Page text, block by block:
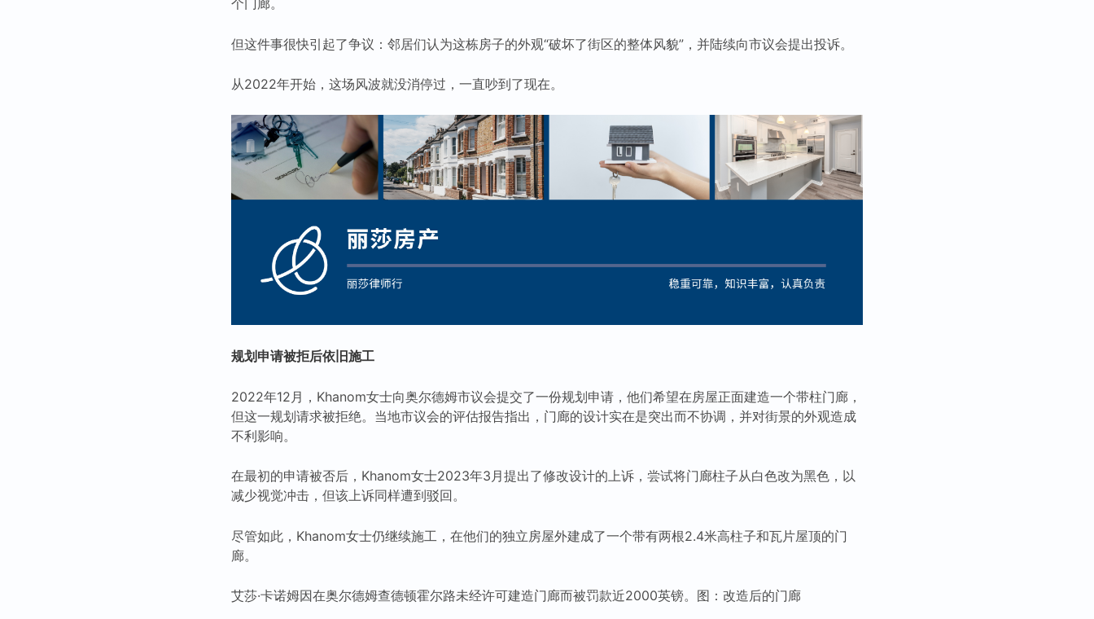
个门廊。
但这件事很快引起了争议：邻居们认为这栋房子的外观“破坏了街区的整体风貌”，并陆续向市议会提出投诉。
从2022年开始，这场风波就没消停过，一直吵到了现在。
规划申请被拒后依旧施工
2022年12月，Khanom女士向奥尔德姆市议会提交了一份规划申请，他们希望在房屋正面建造一个带柱门廊，
但这一规划请求被拒绝。当地市议会的评估报告指出，门廊的设计实在是突出而不协调，并对街景的外观造成
不利影响。
在最初的申请被否后，Khanom女士2023年3月提出了修改设计的上诉，尝试将门廊柱子从白色改为黑色，以
减少视觉冲击，但该上诉同样遭到驳回。
尽管如此，Khanom女士仍继续施工，在他们的独立房屋外建成了一个带有两根2.4米高柱子和瓦片屋顶的门
廊。
艾莎·卡诺姆因在奥尔德姆查德顿霍尔路未经许可建造门廊而被罚款近2000英镑。图：改造后的门廊